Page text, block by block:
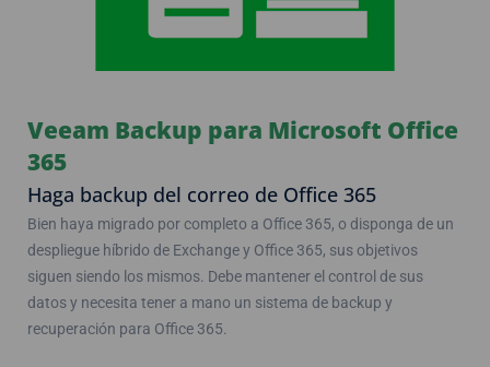
Veeam Backup para Microsoft Office
365
Haga backup del correo de Office 365
Bien haya migrado por completo a Office 365, o disponga de un
despliegue híbrido de Exchange y Office 365, sus objetivos
siguen siendo los mismos. Debe mantener el control de sus
datos y necesita tener a mano un sistema de backup y
recuperación para Office 365.